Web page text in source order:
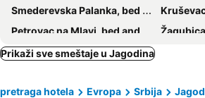
Smederevska Palanka, bed and breakfasts
Petrovac na Mlavi, bed and breakfasts
Prikaži sve smeštaje u Jagodina
pretraga hotela Evropa Srbija